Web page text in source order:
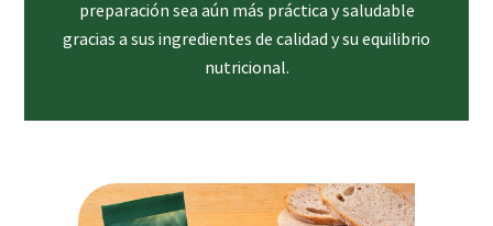
preparación sea aún más práctica y saludable
gracias a sus ingredientes de calidad y su equilibrio
nutricional.